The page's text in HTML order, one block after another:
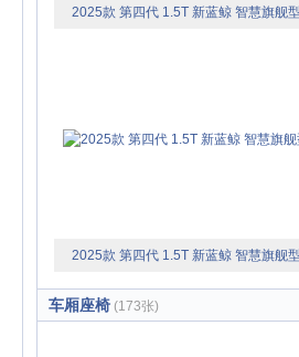
2025款 第四代 1.5T 新蓝鲸 智慧旗舰
2025款 第四代 1.5T 新蓝鲸 智慧旗舰
车厢座椅 (173张)